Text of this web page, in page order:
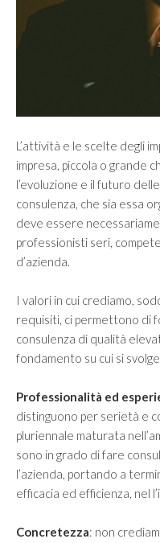
I Nostri Valori
Controllo di gestione e
Finanza Aziendale
Internazionalizzazione
Merger & Acquisition e
Passaggio generazionale
MERCATI
Investire negli Emirati
Investire in Giappone
Investire in Iran
L’attività e le scelte degli
impresa, piccola o grande
l’evoluzione e il futuro
consulenza, che sia essa
deve essere
professionisti seri,
d’azienda.
I valori in cui crediamo,
requisiti, ci permettono di
consulenza di qualità
fondamento su cui si
Professionalità ed
distinguono per serietà e
pluriennale maturata
sono in grado di fare
l’azienda, portando a
efficacia ed efficienza, nel
Concretezza: non